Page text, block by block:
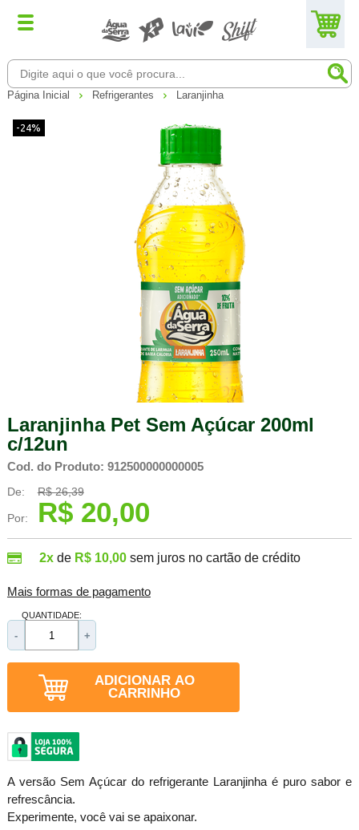
Página Inicial Refrigerantes Laranjinha
-24%
Laranjinha Pet Sem Açúcar 200ml
c/12un
Cod. do Produto: 912500000000005
De:
R$ 26,39
Por: R$ 20,00
2xde R$ 10,00 sem juros no cartão de crédito
Mais formas de pagamento
QUANTIDADE:
- +
ADICIONAR AO
CARRINHO
A versão Sem Açúcar do refrigerante Laranjinha é puro sabor e
refrescância.
Experimente, você vai se apaixonar.